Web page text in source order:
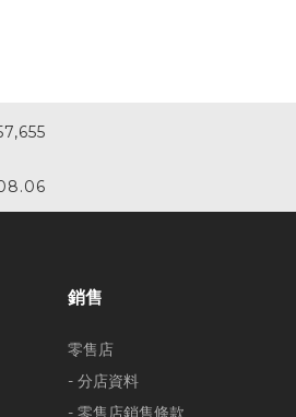
銷售
零售店
- 分店資料
- 零售店銷售條款